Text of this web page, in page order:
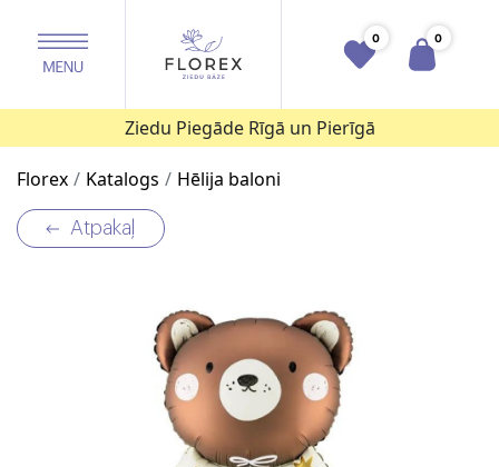
0 0
Ziedu Piegāde Rīgā un Pierīgā
Florex Katalogs Hēlija baloni
Atpakaļ